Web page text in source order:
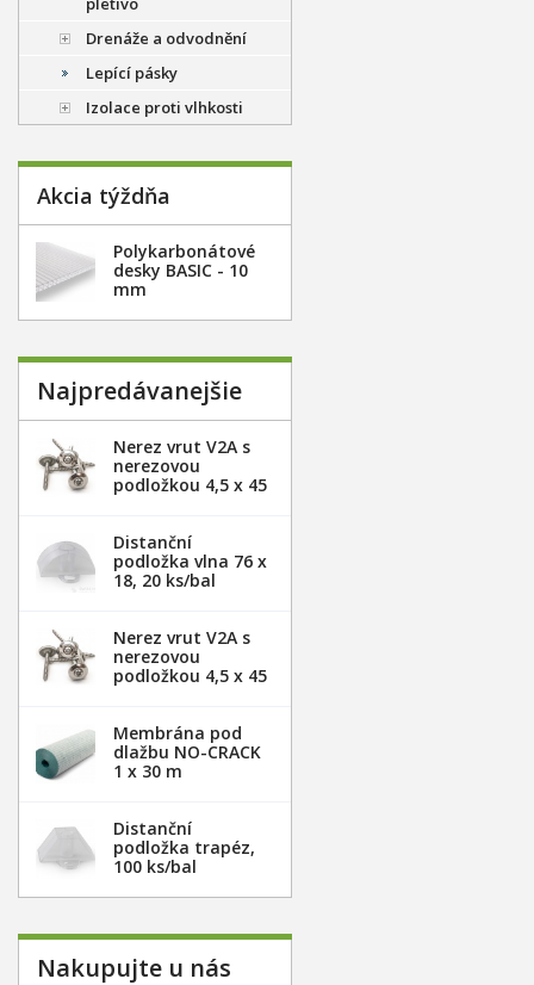
Drenáže a odvodnění
Lepící pásky
Izolace proti vlhkosti
Akcia týždňa
Polykarbonátové
desky BASIC - 10
mm
Najpredávanejšie
Nerez vrut V2A s
nerezovou
podložkou 4,5 x 45
Distanční
podložka vlna 76 x
18, 20 ks/bal
Nerez vrut V2A s
nerezovou
podložkou 4,5 x 45
Membrána pod
dlažbu NO-CRACK
1 x 30 m
Distanční
podložka trapéz,
100 ks/bal
Nakupujte u nás